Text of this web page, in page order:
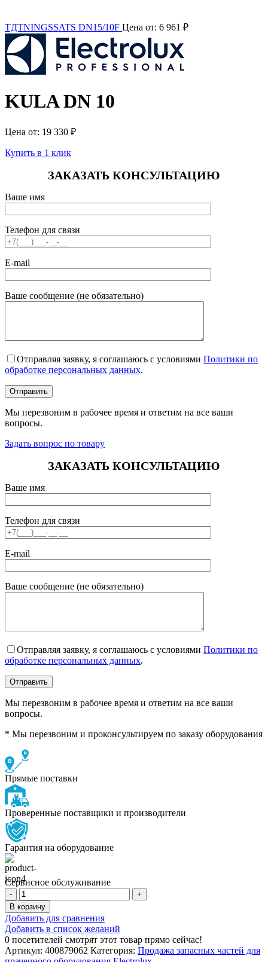
TДTNINGSSATS DN15/10F Цена от: 6 961 ₽
KULA DN 10
Цена от: 19 330 ₽
Купить в 1 клик
ЗАКАЗАТЬ КОНСУЛЬТАЦИЮ
Ваше имя
Телефон для связи
E-mail
Ваше сообщение (не обязательно)
Отправляя заявку, я соглашаюсь с условиями Политики по
обработке персональных данных.
Мы перезвоним в рабочее время и ответим на все ваши
вопросы.
Задать вопрос по товару
ЗАКАЗАТЬ КОНСУЛЬТАЦИЮ
Ваше имя
Телефон для связи
E-mail
Ваше сообщение (не обязательно)
Отправляя заявку, я соглашаюсь с условиями Политики по
обработке персональных данных.
Мы перезвоним в рабочее время и ответим на все ваши
вопросы.
* Мы перезвоним и проконсультируем по заказу оборудования
Прямые поставки
Проверенные поставщики и производители
Гарантия на оборудование
Сервисное обслуживание
Количество
товара
KULA
DN
10
В корзину
Добавить для сравнения
Добавить в список желаний
0 посетителей смотрят этот товар прямо сейчас!
Артикул: 400879062 Категория: Продажа запасных частей для